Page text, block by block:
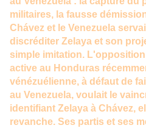
militaires, la fausse
Chávez et le Venezuela
discréditer Zelaya et son
simple imitation.
active au Honduras
vénézuélienne, à défaut de
au Venezuela, voulait le
identifiant Zelaya à Chávez,
revanche. Ses partis et ses